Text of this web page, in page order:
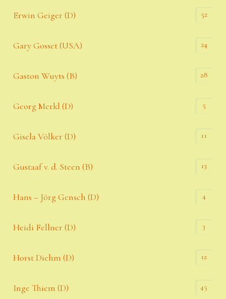
Erwin Geiger (D) 52
Gary Gosset (USA) 24
Gaston Wuyts (B) 28
Georg Merkl (D) 5
Gisela Völker (D) 11
Gustaaf v. d. Steen (B) 13
Hans – Jörg Gensch (D) 4
Heidi Fellner (D) 3
Horst Diehm (D) 12
Inge Thiem (D) 45